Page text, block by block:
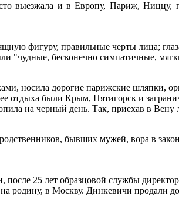
выезжала и в Европу, Париж, Ниццу,
фигуру, правильные черты лица;
"чудные, бесконечно симпатичные,
носила дорогие парижские шляпки,
были Крым, Пятигорск и
на черный день. Так, приехав в
бывших мужей, вора в
25 лет образцовой службы
родину, в Москву. Динкевичи продали